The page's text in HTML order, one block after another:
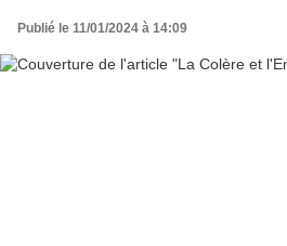
Publié le 11/01/2024 à 14:09